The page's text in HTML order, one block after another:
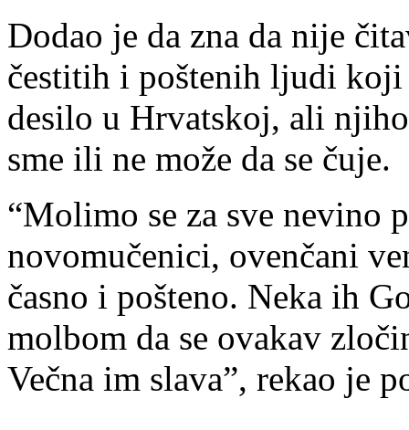
Dodao je da zna da nije
čestitih i poštenih ljudi koji
desilo u Hrvatskoj, ali
sme ili ne može da se čuje.
“Molimo se za sve nevino
novomučenici, ovenčani
časno i pošteno. Neka ih
molbom da se ovakav
Večna im slava”, rekao je